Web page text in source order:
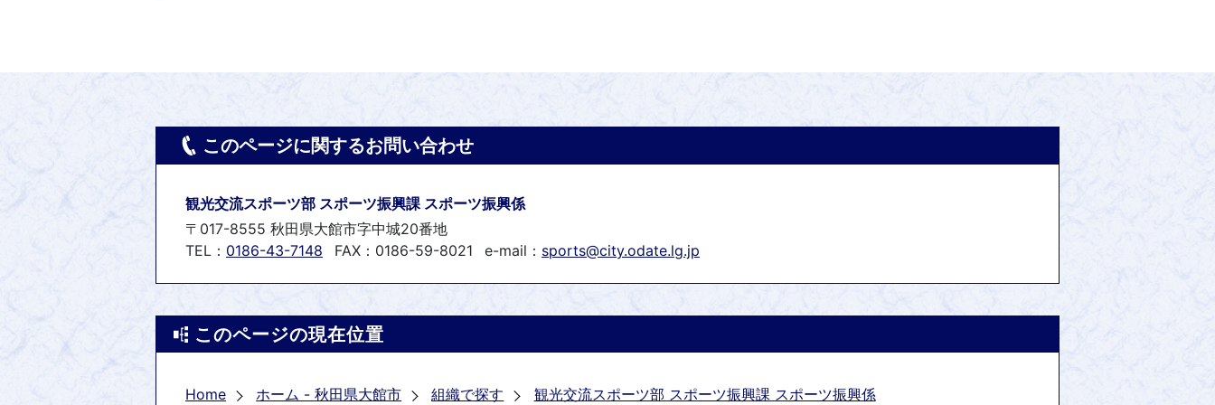
このページに関するお問い合わせ
観光交流スポーツ部 スポーツ振興課 スポーツ振興係
〒017-8555 秋田県大館市字中城20番地
TEL： 0186-43-7148 FAX：0186-59-8021 e-mail： sports@city.odate.lg.jp
このページの現在位置
Home ホーム - 秋田県大館市 組織で探す 観光交流スポーツ部 スポーツ振興課 スポーツ振興係